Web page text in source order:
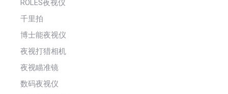
ROLES夜视仪
千里拍
博士能夜视仪
夜视打猎相机
夜视瞄准镜
数码夜视仪